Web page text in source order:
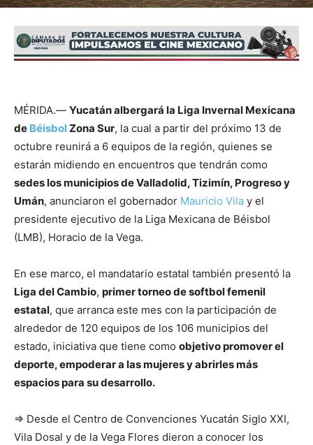
MÉRIDA.— Yucatán albergará la Liga Invernal Mexicana
de BéisbolZona Sur, la cual a partir del próximo 13 de
octubre reunirá a 6 equipos de la región, quienes se
estarán midiendo en encuentros que tendrán como
sedes los municipios de Valladolid, Tizimín, Progreso y
Umán, anunciaron el gobernador Mauricio Vila y el
presidente ejecutivo de la Liga Mexicana de Béisbol
(LMB), Horacio de la Vega.
En ese marco, el mandatario estatal también presentó la
Liga del Cambio, primer torneo de softbol femenil
estatal, que arranca este mes con la participación de
alrededor de 120 equipos de los 106 municipios del
estado, iniciativa que tiene como objetivo promover el
deporte, empoderar a las mujeres y abrirles más
espacios para su desarrollo.
⇒ Desde el Centro de Convenciones Yucatán Siglo XXI,
Vila Dosal y de la Vega Flores dieron a conocer los